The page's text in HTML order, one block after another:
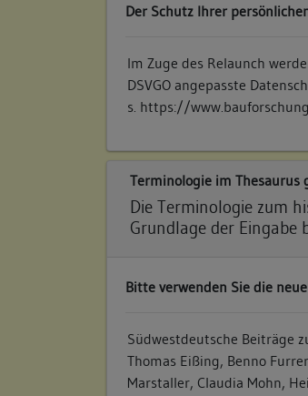
Der Schutz Ihrer
Im Zuge des Relaunch
DSVGO angepasste
s. https://
Terminologie im Thesaurus
Die Terminologie zum
Grundlage der Eingabe
Bitte verwenden Sie die
Südwestdeutsche Beiträge
Thomas Eißing, Benno
Marstaller, Claudia Mohn,